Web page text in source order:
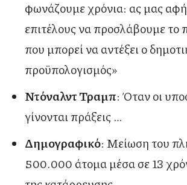
φωνάζουμε χρόνια: ας μας
επιτέλους να προσλάβουμε το
που μπορεί να αντέξει ο
προϋπολογισμός»
Ντόναλντ Τραμπ: Όταν οι
γίνονται πράξεις …
Δημογραφικό: Μείωση του
500.000 άτομα μέσα σε 13